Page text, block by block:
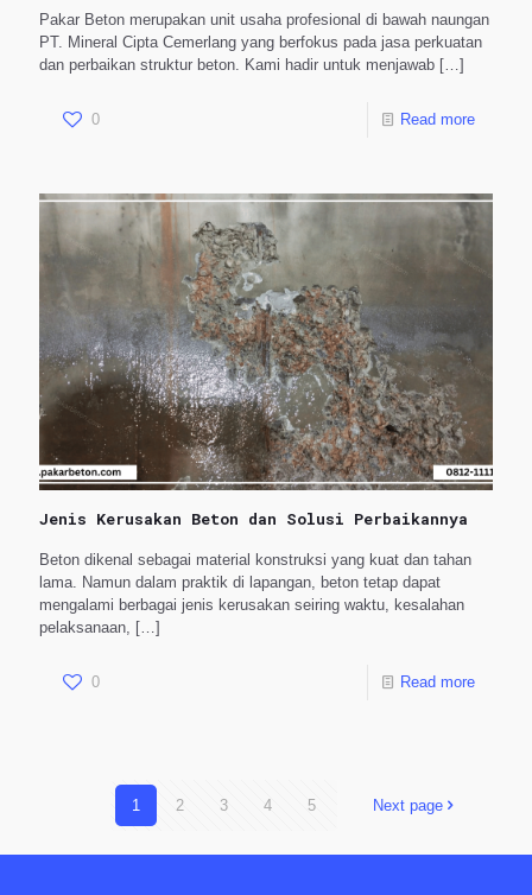
Pakar Beton merupakan unit usaha profesional di bawah naungan
PT. Mineral Cipta Cemerlang yang berfokus pada jasa perkuatan
dan perbaikan struktur beton. Kami hadir untuk menjawab […]
0 Read more
Jenis Kerusakan Beton dan Solusi Perbaikannya
Beton dikenal sebagai material konstruksi yang kuat dan tahan
lama. Namun dalam praktik di lapangan, beton tetap dapat
mengalami berbagai jenis kerusakan seiring waktu, kesalahan
pelaksanaan, […]
0 Read more
1 2 3 4 5 Next page